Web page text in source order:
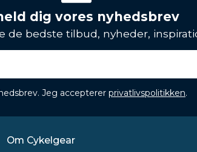
dig vores nyhedsbrev
bedste tilbud, nyheder,
Jeg accepterer privatlivspolitikken.
Om Cykelgear